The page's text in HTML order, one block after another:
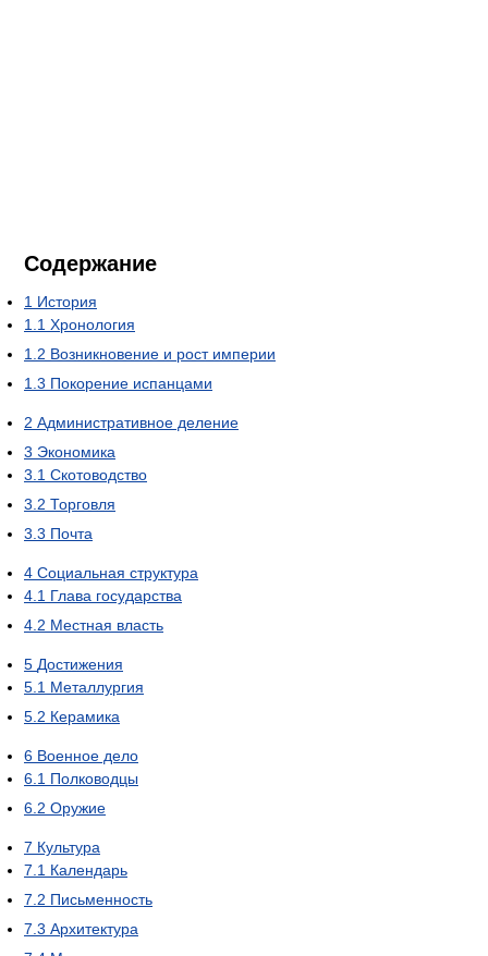
Содержание
1 История
1.1 Хронология
1.2 Возникновение и рост империи
1.3 Покорение испанцами
2 Административное деление
3 Экономика
3.1 Скотоводство
3.2 Торговля
3.3 Почта
4 Социальная структура
4.1 Глава государства
4.2 Местная власть
5 Достижения
5.1 Металлургия
5.2 Керамика
6 Военное дело
6.1 Полководцы
6.2 Оружие
7 Культура
7.1 Календарь
7.2 Письменность
7.3 Архитектура